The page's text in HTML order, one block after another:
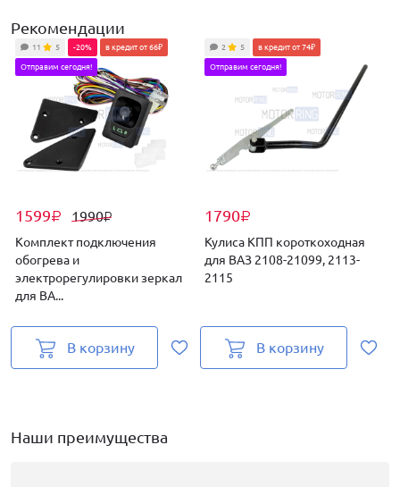
Рекомендации
1599₽ 1990₽
11 5 -20% в кредит от 66₽
Отправим сегодня!
Комплект подключения
обогрева и
электрорегулировки зеркал
для ВА...
В корзину
1790₽
2 5 в кредит от 74₽
Отправим сегодня!
Кулиса КПП короткоходная
для ВАЗ 2108-21099, 2113-
2115
В корзину
Наши преимущества